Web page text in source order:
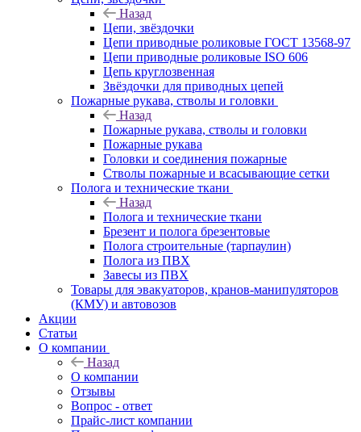
Назад
Цепи, звёздочки
Цепи приводные роликовые ГОСТ 13568-97
Цепи приводные роликовые ISO 606
Цепь круглозвенная
Звёздочки для приводных цепей
Пожарные рукава, стволы и головки
Назад
Пожарные рукава, стволы и головки
Пожарные рукава
Головки и соединения пожарные
Стволы пожарные и всасывающие сетки
Полога и технические ткани
Назад
Полога и технические ткани
Брезент и полога брезентовые
Полога строительные (тарпаулин)
Полога из ПВХ
Завесы из ПВХ
Товары для эвакуаторов, кранов-манипуляторов
(КМУ) и автовозов
Акции
Статьи
О компании
Назад
О компании
Отзывы
Вопрос - ответ
Прайс-лист компании